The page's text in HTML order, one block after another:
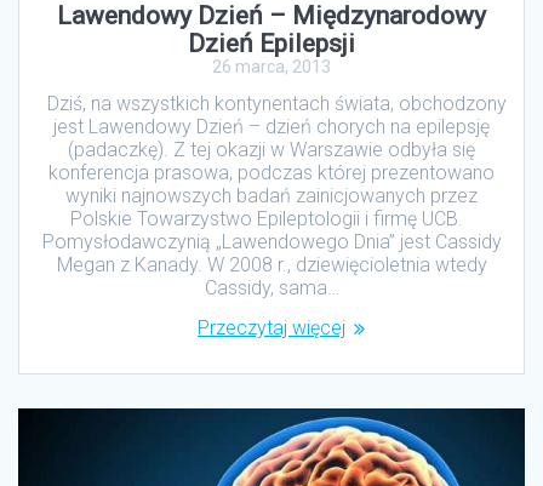
Lawendowy Dzień – Międzynarodowy
Dzień Epilepsji
26 marca, 2013
Dziś, na wszystkich kontynentach świata, obchodzony
jest Lawendowy Dzień – dzień chorych na epilepsję
(padaczkę). Z tej okazji w Warszawie odbyła się
konferencja prasowa, podczas której prezentowano
wyniki najnowszych badań zainicjowanych przez
Polskie Towarzystwo Epileptologii i firmę UCB.
Pomysłodawczynią „Lawendowego Dnia” jest Cassidy
Megan z Kanady. W 2008 r., dziewięcioletnia wtedy
Cassidy, sama…
Przeczytaj więcej